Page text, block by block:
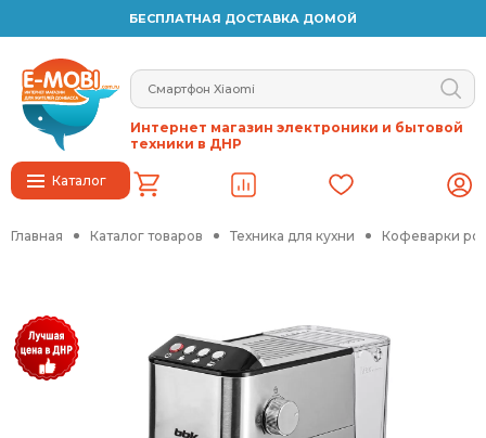
БЕСПЛАТНАЯ ДОСТАВКА ДОМОЙ
Каталог
Интернет магазин электроники и бытовой
техники в ДНР
Главная Каталог товаров Техника для кухни Кофеварки